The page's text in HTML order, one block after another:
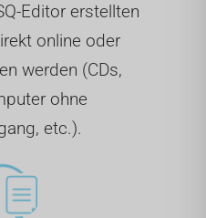
Editor erstellten
online oder
werden (CDs,
ohne
etc.).